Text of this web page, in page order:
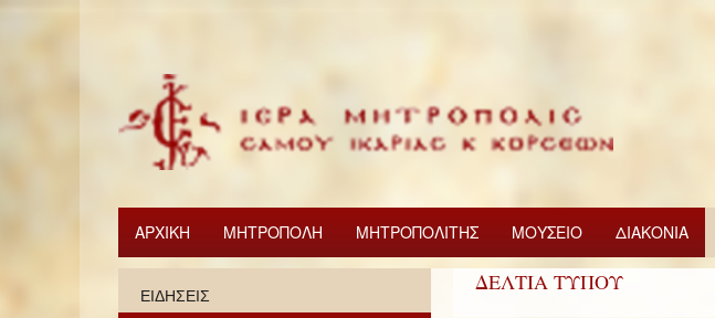
ΑΡΧΙΚΗ ΜΗΤΡΟΠΟΛΗ ΜΗΤΡΟΠΟΛΙΤΗΣ ΜΟΥΣΕΙΟ ΔΙΑΚΟΝΙΑ
ΔΕΛΤΙΑ ΤΥΠΟΥ
ΕΙΔΗΣΕΙΣ